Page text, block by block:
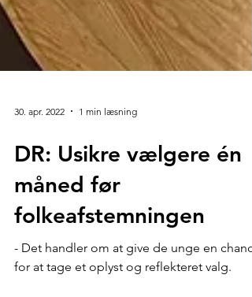
1 min læsning
DR: Usikre vælgere én
måned før
folkeafstemningen
- Det handler om at give de unge en